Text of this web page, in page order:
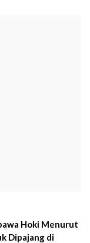
Hoki Menurut
Dipajang di